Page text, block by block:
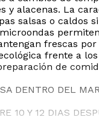
y alacenas. La
salsas o caldos
frescas
frente a
de
DENTRO DEL
10 Y 12 DIAS